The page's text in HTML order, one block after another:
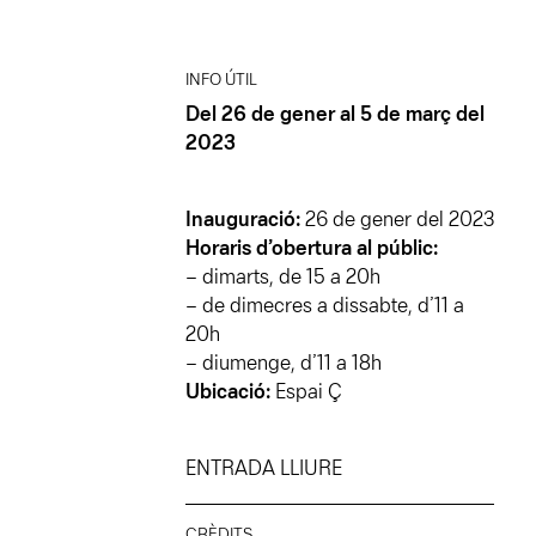
INFO ÚTIL
Del 26 de gener al 5 de març del
2023
Inauguració: 26 de gener del 2023
Horaris d’obertura al públic:
– dimarts, de 15 a 20h
– de dimecres a dissabte, d’11 a
20h
– diumenge, d’11 a 18h
Ubicació: Espai Ç
ENTRADA LLIURE